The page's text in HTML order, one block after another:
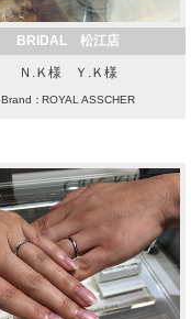
BRIDAL 松江店
Ｎ.Ｋ様 Ｙ.Ｋ様
Brand：ROYAL ASSCHER